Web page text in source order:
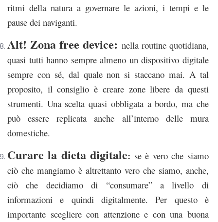
ritmi della natura a governare le azioni, i tempi e le
pause dei naviganti.
Alt! Zona free device: nella routine quotidiana,
quasi tutti hanno sempre almeno un dispositivo digitale
sempre con sé, dal quale non si staccano mai. A tal
proposito, il consiglio è creare zone libere da questi
strumenti. Una scelta quasi obbligata a bordo, ma che
può essere replicata anche all’interno delle mura
domestiche.
Curare la dieta digitale: se è vero che siamo
ciò che mangiamo è altrettanto vero che siamo, anche,
ciò che decidiamo di “consumare” a livello di
informazioni e quindi digitalmente. Per questo è
importante scegliere con attenzione e con una buona